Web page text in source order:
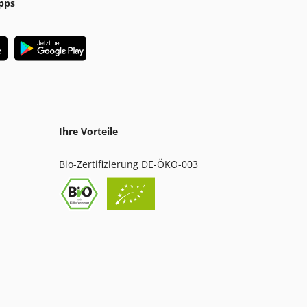
Ihre Vorteile
Bio-Zertifizierung DE-ÖKO-003